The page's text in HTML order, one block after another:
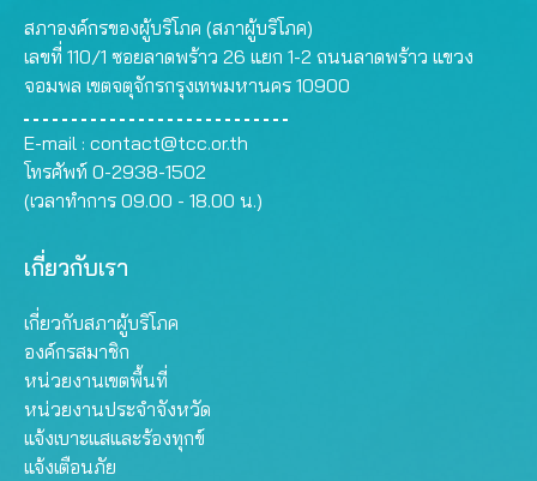
สภาองค์กรของผู้บริโภค (สภาผู้บริโภค)
เลขที่ 110/1 ซอยลาดพร้าว 26 แยก 1-2 ถนนลาดพร้าว แขวง
จอมพล เขตจตุจักรกรุงเทพมหานคร 10900
E-mail : contact@tcc.or.th
โทรศัพท์ 0-2938-1502
(เวลาทำการ 09.00 - 18.00 น.)
เกี่ยวกับเรา
เกี่ยวกับสภาผู้บริโภค
องค์กรสมาชิก
หน่วยงานเขตพื้นที่
หน่วยงานประจำจังหวัด
แจ้งเบาะแสและร้องทุกข์
แจ้งเตือนภัย